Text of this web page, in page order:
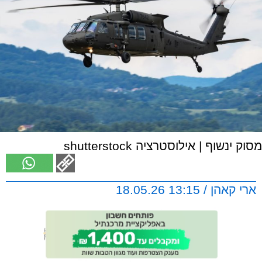
מסוק ינשוף | אילוסטרציה shutterstock
ארי קאהן / 13:15 18.05.26